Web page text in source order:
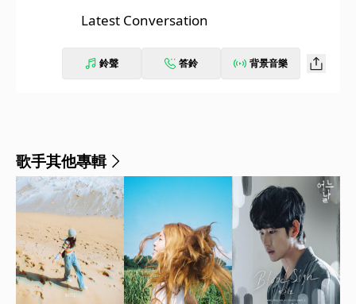
Latest Conversation
鈴聲 答鈴 背景音樂
歌手其他專輯